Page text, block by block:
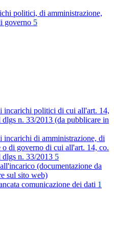
politici, di amministrazione,
governo 5
incarichi politici di cui all'art. 14,
dlgs n. 33/2013 (da pubblicare in
incarichi di amministrazione, di
o di governo di cui all'art. 14, co.
dlgs n. 33/2013 5
(documentazione da
sul sito web)
comunicazione dei dati 1